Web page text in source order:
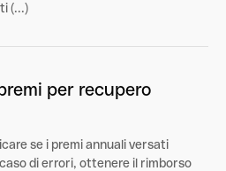
(...)
per recupero
se i premi annuali versati
di errori, ottenere il rimborso